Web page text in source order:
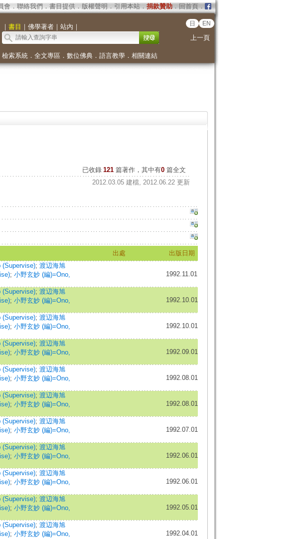
會． 聯絡我們 ． 書目提供． 版權聲明 ． 引用本站． 捐款贊助．回首頁．
｜ 書目 ｜ 佛學著者｜ 站內 ｜ 日 EN
上一頁
檢索系統． 全文專區 ． 數位佛典． 語言教學． 相關連結
已收錄 121 篇著作，其中有0篇全文
2012.03.05 建檔, 2012.06.22 更新
出處
出版日期
(Supervise); 渡辺海旭
; 小野玄妙 (編)=Ono,
1992.11.01
(Supervise); 渡辺海旭
; 小野玄妙 (編)=Ono,
1992.10.01
(Supervise); 渡辺海旭
; 小野玄妙 (編)=Ono,
1992.10.01
(Supervise); 渡辺海旭
; 小野玄妙 (編)=Ono,
1992.09.01
(Supervise); 渡辺海旭
; 小野玄妙 (編)=Ono,
1992.08.01
(Supervise); 渡辺海旭
; 小野玄妙 (編)=Ono,
1992.08.01
(Supervise); 渡辺海旭
; 小野玄妙 (編)=Ono,
1992.07.01
(Supervise); 渡辺海旭
; 小野玄妙 (編)=Ono,
1992.06.01
(Supervise); 渡辺海旭
; 小野玄妙 (編)=Ono,
1992.06.01
(Supervise); 渡辺海旭
; 小野玄妙 (編)=Ono,
1992.05.01
(Supervise); 渡辺海旭
; 小野玄妙 (編)=Ono,
1992.04.01